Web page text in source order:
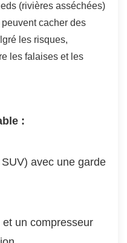
(rivières asséchées)
cacher des
les risques,
les falaises et les
:
avec une garde
et un compresseur